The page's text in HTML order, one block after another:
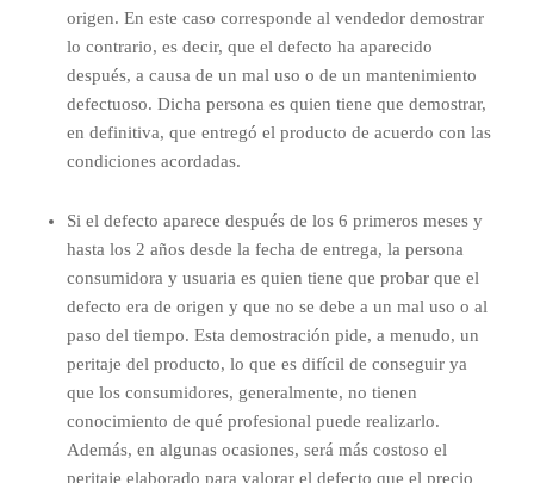
origen. En este caso corresponde al vendedor demostrar
lo contrario, es decir, que el defecto ha aparecido
después, a causa de un mal uso o de un mantenimiento
defectuoso. Dicha persona es quien tiene que demostrar,
en definitiva, que entregó el producto de acuerdo con las
condiciones acordadas.
Si el defecto aparece después de los 6 primeros meses y
hasta los 2 años desde la fecha de entrega, la persona
consumidora y usuaria es quien tiene que probar que el
defecto era de origen y que no se debe a un mal uso o al
paso del tiempo. Esta demostración pide, a menudo, un
peritaje del producto, lo que es difícil de conseguir ya
que los consumidores, generalmente, no tienen
conocimiento de qué profesional puede realizarlo.
Además, en algunas ocasiones, será más costoso el
peritaje elaborado para valorar el defecto que el precio